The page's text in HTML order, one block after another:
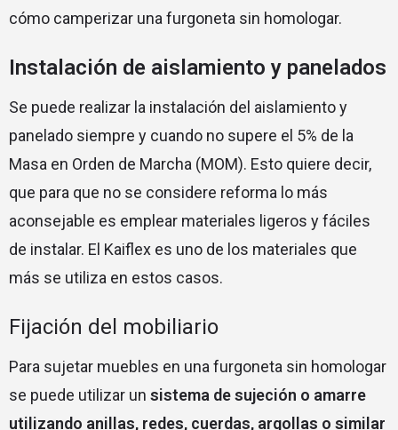
cómo camperizar una furgoneta sin homologar.
Instalación de aislamiento y panelados
Se puede realizar la instalación del aislamiento y
panelado siempre y cuando no supere el 5% de la
Masa en Orden de Marcha (MOM). Esto quiere decir,
que para que no se considere reforma lo más
aconsejable es emplear materiales ligeros y fáciles
de instalar. El Kaiflex es uno de los materiales que
más se utiliza en estos casos.
Fijación del mobiliario
Para sujetar muebles en una furgoneta sin homologar
se puede utilizar un sistema de sujeción o amarre
utilizando anillas, redes, cuerdas, argollas o similar